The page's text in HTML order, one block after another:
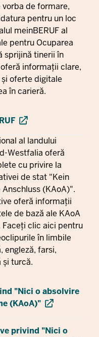
vorba de formare,
pentru un loc
meinBERUF al
pentru Ocuparea
sprijină tinerii în
informații clare,
oferte digitale
în carieră.
al landului
Westfalia oferă
cu privire la
de stat "Kein
(KAoA)".
oferă informații
de bază ale KAoA
clic aici pentru
în limbile
engleză, farsi,
și turcă.
"Nici o absolvire
(KAoA)"
privind "Nici o